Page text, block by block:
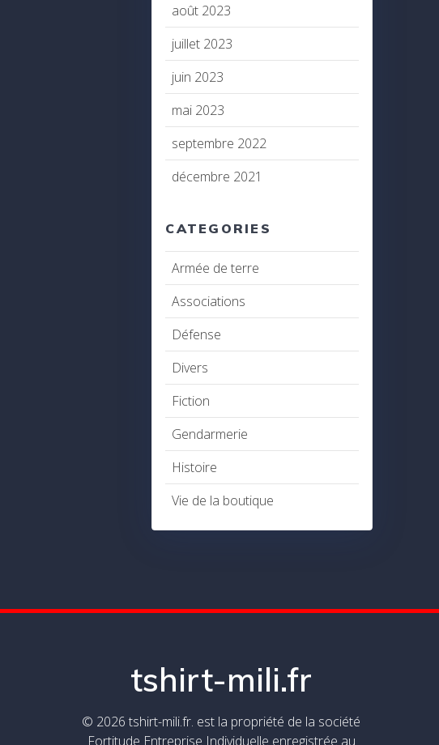
août 2023
juillet 2023
juin 2023
mai 2023
septembre 2022
décembre 2021
CATEGORIES
Armée de terre
Associations
Défense
Divers
Fiction
Gendarmerie
Histoire
Vie de la boutique
tshirt-mili.fr
© 2026 tshirt-mili.fr. est la propriété de la société
Fortitude Entreprise Individuelle enregistrée au